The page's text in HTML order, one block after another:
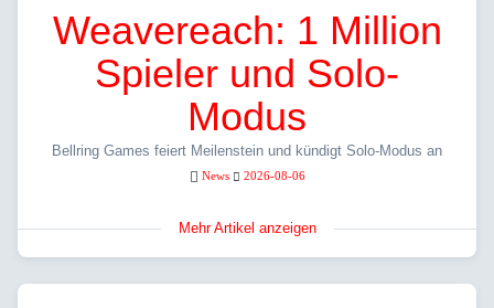
Weavereach: 1 Million
Spieler und Solo-
Modus
Bellring Games feiert Meilenstein und kündigt Solo-Modus an
News 2026-08-06
Mehr Artikel anzeigen